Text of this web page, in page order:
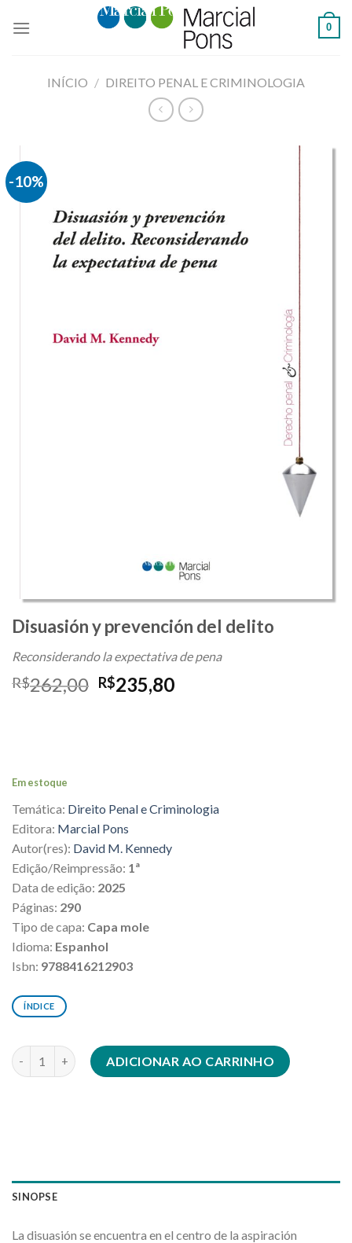
0
INÍCIO / DIREITO PENAL E CRIMINOLOGIA
-10%
Disuasión y prevención del delito
Reconsiderando la expectativa de pena
R$262,00 O
R$235,80O
Em estoque
Temática: Direito Penal e Criminologia
Editora: Marcial Pons
Autor(res): David M. Kennedy
Edição/Reimpressão: 1ª
Data de edição: 2025
Páginas: 290
Tipo de capa: Capa mole
Idioma: Espanhol
Isbn: 9788416212903
ÍNDICE
Disuasión y prevención del delito quantidade
ADICIONAR AO CARRINHO
SINOPSE
La disuasión se encuentra en el centro de la aspiración